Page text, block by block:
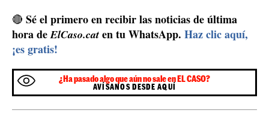
🔴 Sé el primero en recibir las noticias de última
hora deElCaso.cat en tu WhatsApp. Haz clic aquí,
¡es gratis!
¿Ha pasado algo que aún no sale en EL CASO?
AVÍSANOS DESDE AQUÍ